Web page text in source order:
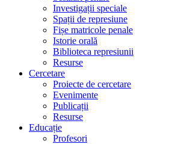
Investigații speciale
Spații de represiune
Fișe matricole penale
Istorie orală
Biblioteca represiunii
Resurse
Cercetare
Proiecte de cercetare
Evenimente
Publicații
Resurse
Educație
Profesori